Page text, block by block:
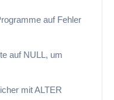
auf Fehler
auf NULL, um
mit ALTER